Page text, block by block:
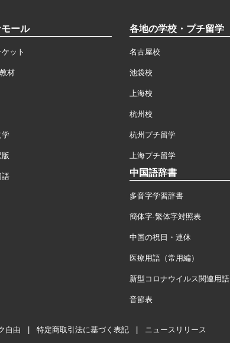
ール
ット
材
学
語
各地の学校・プチ留学
名古屋校
池袋校
上海校
杭州校
杭州プチ留学
上海プチ留学
中国語辞書
多音字学習辞書
簡体字·繁体字対照表
中国の祝日・連休
医療用語（常用編）
新型コロナウイルス関連用語
音節表
自由 特定商取引法に基づく表記 ニュースリリース